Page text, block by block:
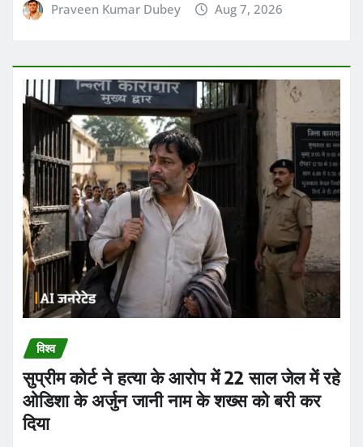
Praveen Kumar Dubey Aug 7, 2026
विश्व
सुप्रीम कोर्ट ने हत्या के आरोप में 22 साल जेल में रहे
ओडिशा के अर्जुन जानी नाम के शख्स को बरी कर
दिया